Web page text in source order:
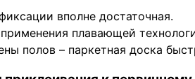
вполне достаточная.
применения плавающей
полов – паркетная доска